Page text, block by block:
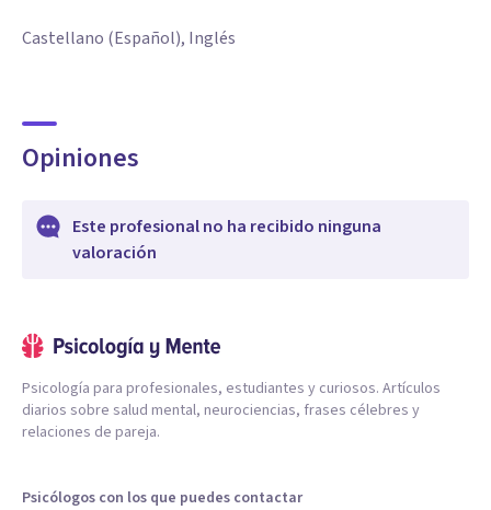
Castellano (Español), Inglés
Opiniones
Este profesional no ha recibido ninguna
valoración
Psicología para profesionales, estudiantes y curiosos. Artículos
diarios sobre salud mental, neurociencias, frases célebres y
relaciones de pareja.
Psicólogos con los que puedes contactar